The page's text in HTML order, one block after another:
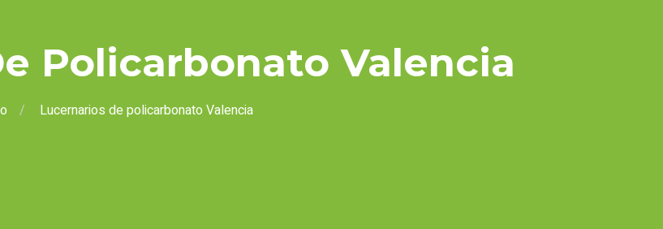
Policarbonato Valencia
Lucernarios de policarbonato Valencia